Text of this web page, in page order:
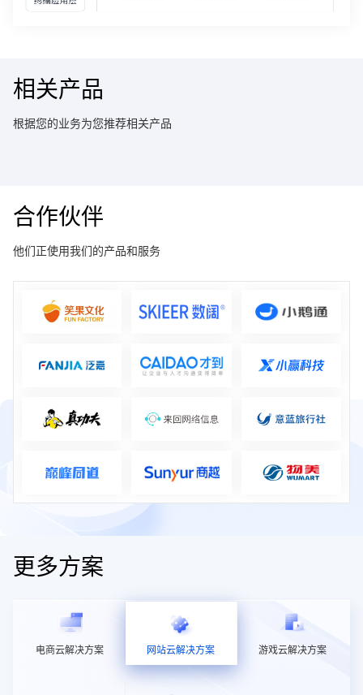
相关产品
根据您的业务为您推荐相关产品
合作伙伴
他们正使用我们的产品和服务
更多方案
电商云解决方案 网站云解决方案 游戏云解决方案